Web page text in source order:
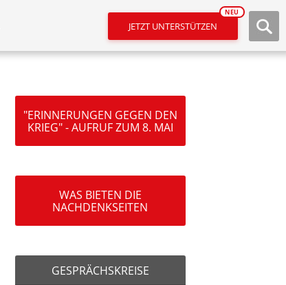
JETZT UNTERSTÜTZEN
NEU
"ERINNERUNGEN GEGEN DEN
KRIEG" - AUFRUF ZUM 8. MAI
WAS BIETEN DIE
NACHDENKSEITEN
GESPRÄCHSKREISE